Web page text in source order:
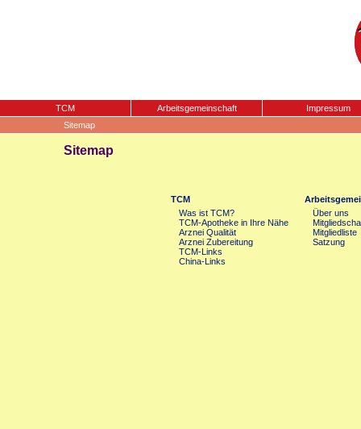
TCM Arbeitsgemeinschaft
Impressum
Sitemap
Sitemap
TCM
Was ist TCM?
TCM-Apotheke in Ihre Nähe
Arznei Qualität
Arznei Zubereitung
TCM-Links
China-Links
Über uns
Mitgliedliste
Satzung